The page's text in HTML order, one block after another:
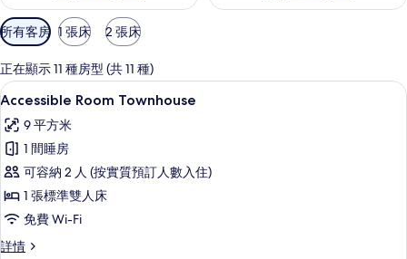
可
用
嘅
客
房
篩
選
條
所有客房 1 張床 2 張床
正在顯示 11 種房型 (共 11 種)
載
入
所
有
Accessible
Room
Townhouse
的
Accessible Room Townhouse | 埃及
4
Accessible Room Townhouse
9 平方米
1 間睡房
可容納 2 人 (按實質預訂人數入住)
1 張標準雙人床
免費 Wi-Fi
詳情
Accessible